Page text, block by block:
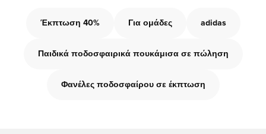
Έκπτωση 40% Για ομάδες adidas
Παιδικά ποδοσφαιρικά πουκάμισα σε πώληση
Φανέλες ποδοσφαίρου σε έκπτωση